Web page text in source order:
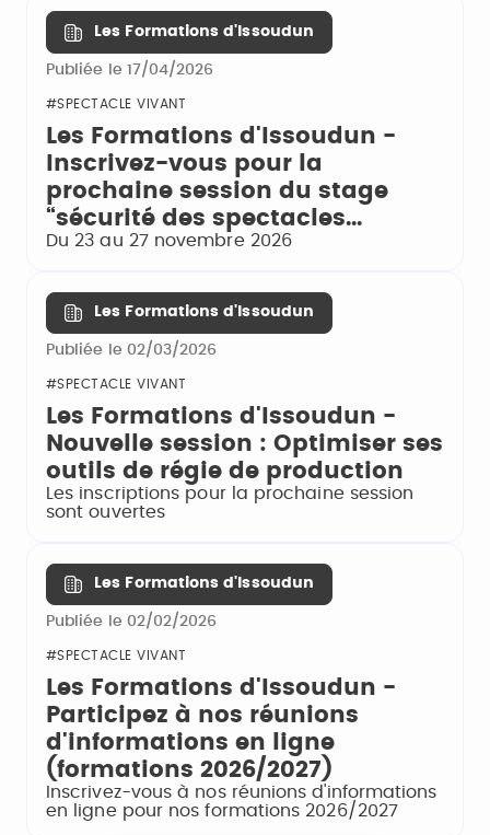
Les Formations d'Issoudun
Publiée le 17/04/2026
#SPECTACLE VIVANT
Les Formations d'Issoudun -
Inscrivez-vous pour la
prochaine session du stage
“sécurité des spectacles...
Du 23 au 27 novembre 2026
Les Formations d'Issoudun
Publiée le 02/03/2026
#SPECTACLE VIVANT
Les Formations d'Issoudun -
Nouvelle session : Optimiser ses
outils de régie de production
Les inscriptions pour la prochaine session
sont ouvertes
Les Formations d'Issoudun
Publiée le 02/02/2026
#SPECTACLE VIVANT
Les Formations d'Issoudun -
Participez à nos réunions
d'informations en ligne
(formations 2026/2027)
Inscrivez-vous à nos réunions d'informations
en ligne pour nos formations 2026/2027